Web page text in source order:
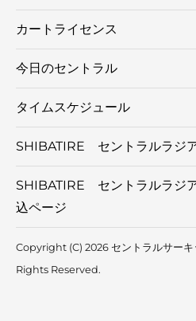
カートライセンス
今日のセントラル
タイムスケジュール
SHIBATIRE セントラルラジ
SHIBATIRE セントラルラジ
込ページ
Copyright (C) 2026 セントラルサー
Rights Reserved.